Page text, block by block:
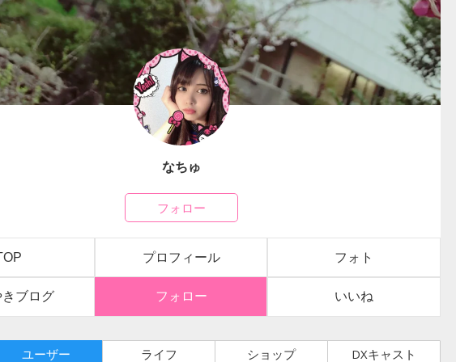
なちゅ
フォロー
プロフィール フォト
ブログ フォロー いいね
ユーザー ライフ ショップ DXキャスト